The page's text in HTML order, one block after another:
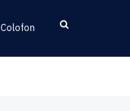
Colofon